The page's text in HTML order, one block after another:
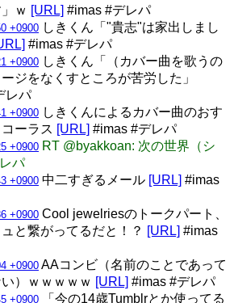
ｗ [URL] #imas #デレパ
+0900 しきくん「"貴志"は家出しまし
#imas #デレパ
+0900 しきくん「（カバー曲を歌うの
ジをなくすところが苦労した」
レパ
+0900 しきくんによるカバー曲のおす
ーラス [URL] #imas #デレパ
+0900 RT @byakkoan: 次の世界（シ
パ
+0900 中二すぎるメール [URL] #imas
+0900 Cool jewelriesのトークパート、
と繋がってるだと！？ [URL] #imas
+0900 AAコンビ（名前のことであって
）ｗｗｗｗｗ [URL] #imas #デレパ
+0900 「今の14歳Tumblrとか使ってる